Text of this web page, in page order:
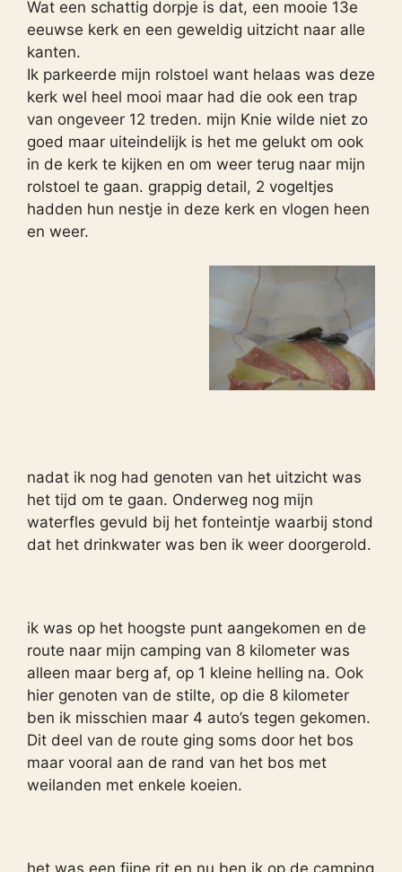
Wat een schattig dorpje is dat, een mooie 13e
eeuwse kerk en een geweldig uitzicht naar alle
kanten.
Ik parkeerde mijn rolstoel want helaas was deze
kerk wel heel mooi maar had die ook een trap
van ongeveer 12 treden. mijn Knie wilde niet zo
goed maar uiteindelijk is het me gelukt om ook
in de kerk te kijken en om weer terug naar mijn
rolstoel te gaan. grappig detail, 2 vogeltjes
hadden hun nestje in deze kerk en vlogen heen
en weer.
nadat ik nog had genoten van het uitzicht was
het tijd om te gaan. Onderweg nog mijn
waterfles gevuld bij het fonteintje waarbij stond
dat het drinkwater was ben ik weer doorgerold.
ik was op het hoogste punt aangekomen en de
route naar mijn camping van 8 kilometer was
alleen maar berg af, op 1 kleine helling na. Ook
hier genoten van de stilte, op die 8 kilometer
ben ik misschien maar 4 auto’s tegen gekomen.
Dit deel van de route ging soms door het bos
maar vooral aan de rand van het bos met
weilanden met enkele koeien.
het was een fijne rit en nu ben ik op de camping